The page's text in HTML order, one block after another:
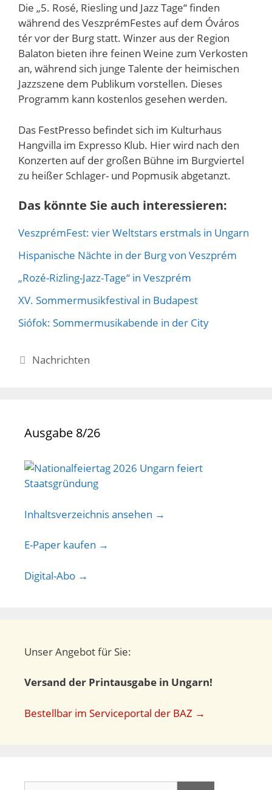
Die „5. Rosé, Riesling und Jazz Tage“ finden
während des VeszprémFestes auf dem Óváros
tér vor der Burg statt. Winzer aus der Region
Balaton bieten ihre feinen Weine zum Verkosten
an, während sich junge Talente der heimischen
Jazzszene dem Publikum vorstellen. Dieses
Programm kann kostenlos gesehen werden.
Das FestPresso befindet sich im Kulturhaus
Hangvilla im Expresso Klub. Hier wird nach den
Konzerten auf der großen Bühne im Burgviertel
zu heißer Schlager- und Popmusik abgetanzt.
Das könnte Sie auch interessieren:
VeszprémFest: vier Weltstars erstmals in Ungarn
Hispanische Nächte in der Burg von Veszprém
„Rozé-Rizling-Jazz-Tage“ in Veszprém
XV. Sommermusikfestival in Budapest
Siófok: Sommermusikabende in der City
Kategorien
Nachrichten
Ausgabe 8/26
Inhaltsverzeichnis ansehen →
E-Paper kaufen →
Digital-Abo →
Unser Angebot für Sie:
Versand der Printausgabe in Ungarn!
Bestellbar im Serviceportal der BAZ →